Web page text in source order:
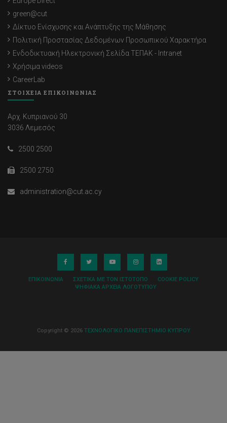
green@cut
Δίκτυο Ενίσχυσης και Ανάπτυξης της Μάθησης
Πολιτική Προστασίας Δεδομένων Προσωπικού Χαρακτήρα
Ενδοδικτυακή Ηλεκτρονική Σελίδα ΤΕΠΑΚ - Intranet
Χρήσιμα videos
CareerLab
ΣΤΟΙΧΕΙΑ ΕΠΙΚΟΙΝΩΝΙΑΣ
Αρχ. Κυπριανού 30
3036 Λεμεσός
2500 2500
2500 2750
administration@cut.ac.cy
ΕΠΙΚΟΙΝΩΝΊΑ ΣΧΕΤΙΚΆ ΜΕ ΤΟΝ ΙΣΤΌΤΟΠΟ
COOKIE POLICY
ΨΗΦΙΑΚΆ ΑΡΧΕΊΑ ΛΟΓΌΤΥΠΟΥ
Copyright © 2026 ΤΕΧΝΟΛΟΓΙΚΟ ΠΑΝΕΠΙΣΤΗΜΙΟ ΚΥΠΡΟΥ